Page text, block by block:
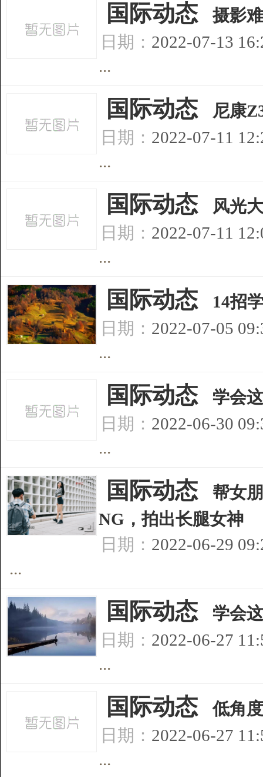
国际动态
摄影
日期： 2022-07-13
...
国际动态
尼康
日期： 2022-07-11
...
国际动态
风光
日期： 2022-07-11
...
国际动态
14招
日期： 2022-07-05
...
国际动态
学会
日期： 2022-06-30
...
国际动态
帮女
NG，拍出长腿女神
日期： 2022-06-29
...
国际动态
学会
日期： 2022-06-27
...
国际动态
低角
日期： 2022-06-27
...